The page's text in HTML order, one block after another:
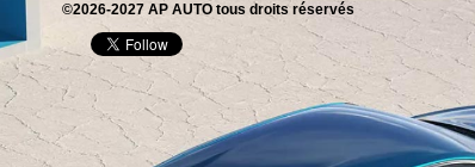
©2026-2027 AP AUTO tous droits réservés